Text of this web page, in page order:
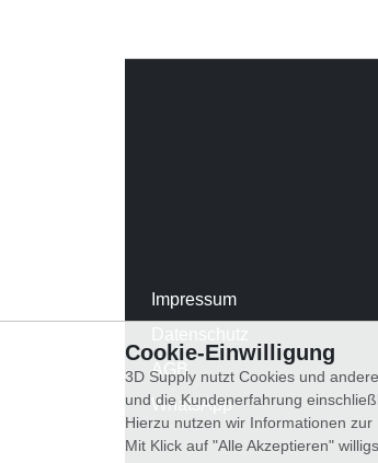
Impressum
AGB
WhatsApp
Cookie-Einwilligung
3D Supply nutzt Cookies und
und die Kundenerfahrung
Hierzu nutzen wir Informationen
Mit Klick auf "Alle Akzeptieren"